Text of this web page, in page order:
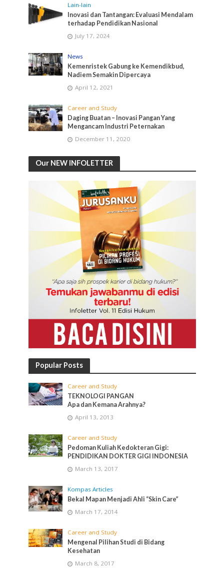
Lain-lain
Inovasi dan Tantangan: Evaluasi Mendalam
terhadap Pendidikan Nasional
July 17, 2024
News
Kemenristek Gabung ke Kemendikbud,
Nadiem Semakin Dipercaya
April 12, 2021
Career and Study
Daging Buatan – Inovasi Pangan Yang
Mengancam Industri Peternakan
December 11, 2020
Our NEW INFOLETTER
Popular Posts
Career and Study
TEKNOLOGI PANGAN
Apa dan Kemana Arahnya?
April 13, 2013
Career and Study
Pedoman Kuliah Kedokteran Gigi:
PENDIDIKAN DOKTER GIGI INDONESIA
March 13, 2017
Kompas Articles
Bekal Mapan Menjadi Ahli “Skin Care”
March 17, 2014
Career and Study
Mengenal Pilihan Studi di Bidang
Kesehatan
March 8, 2017